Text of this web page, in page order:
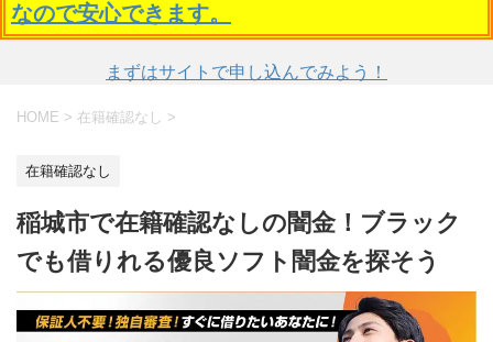
なので安心できます。
まずはサイトで申し込んでみよう！
HOME > 在籍確認なし >
在籍確認なし
稲城市で在籍確認なしの闇金！ブラック
でも借りれる優良ソフト闇金を探そう